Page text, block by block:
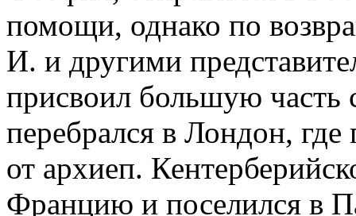
помощи, однако по
И. и другими
присвоил большую часть
перебрался в Лондон,
от архиеп.
Францию и поселился в